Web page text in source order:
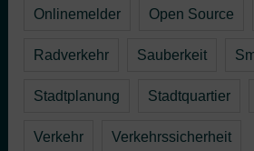
Onlinemelder Open Source
Radverkehr Sauberkeit
Stadtplanung Stadtquartier
Verkehr Verkehrssicherheit